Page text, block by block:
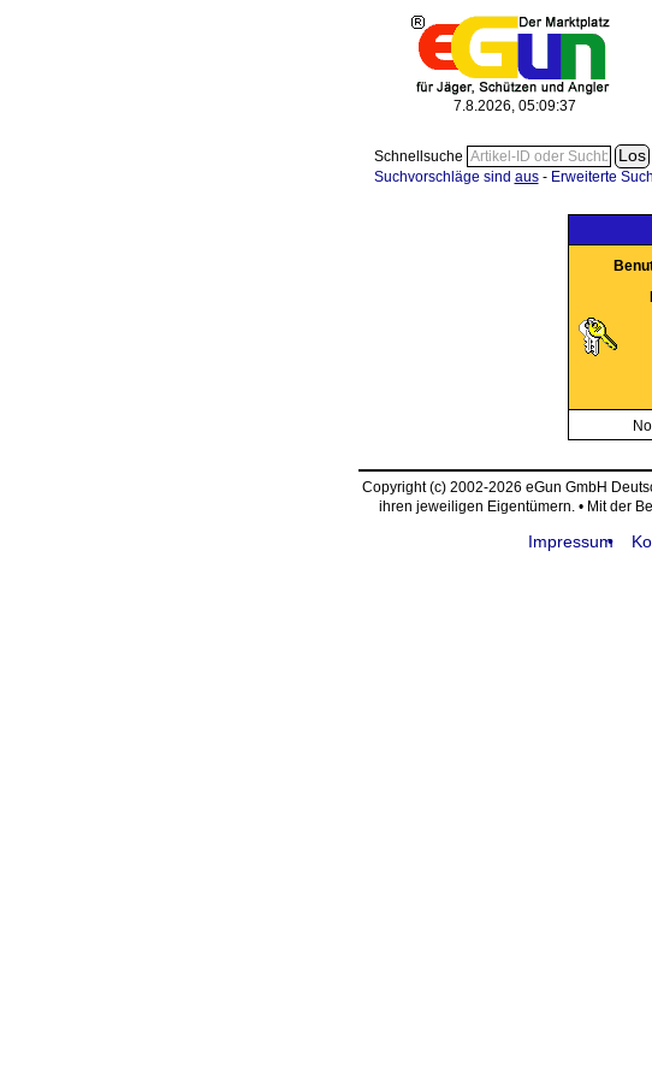
7.8.2026, 05:09:37
Schnellsuche
Suchvorschläge sind aus- Erweiterte
Copyright (c) 2002-2026 eGun GmbH
ihren jeweiligen Eigentümern. • Mit der
Impressum